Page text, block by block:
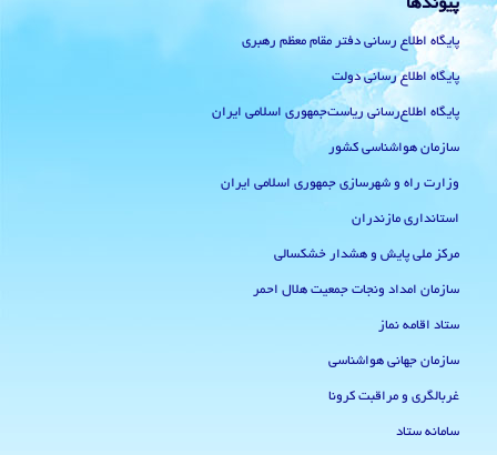
پیوندها
پایگاه اطلاع رسانی دفتر مقام معظم رهبری
پایگاه اطلاع رسانی دولت
پایگاه اطلاع‌رسانی ریاست‌جمهوری اسلامی ایران
سازمان هواشناسی کشور
وزارت راه و شهرسازی جمهوری اسلامی ایران
استانداری مازندران
مرکز ملی پایش و هشدار خشکسالی
سازمان امداد ونجات جمعیت هلال احمر
ستاد اقامه نماز
سازمان جهانی هواشناسی
غربالگری و مراقبت کرونا
سامانه ستاد